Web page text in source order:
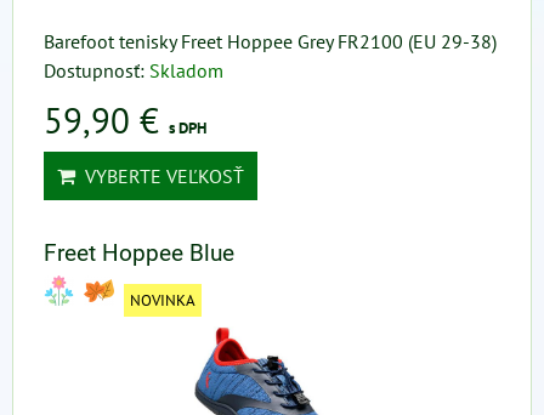
Barefoot tenisky Freet Hoppee Grey FR2100 (EU 29-38)
Dostupnosť: Skladom
59,90 € s DPH
VYBERTE VEĽKOSŤ
Freet Hoppee Blue
NOVINKA